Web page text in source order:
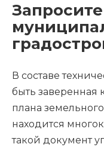
В составе
быть заверенная
плана
находится
такой документ